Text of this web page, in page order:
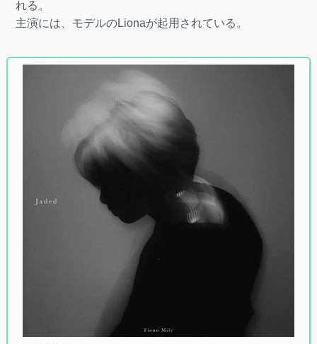
れる。
主演には、モデルのLionaが起用されている。